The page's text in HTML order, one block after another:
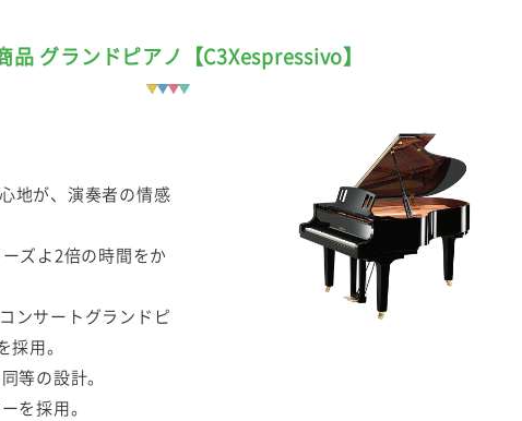
品 グランドピアノ【C3Xespressivo】
地が、演奏者の情感
ズよ2倍の時間をか
ンサートグランドピ
用。
等の設計。
を採用。